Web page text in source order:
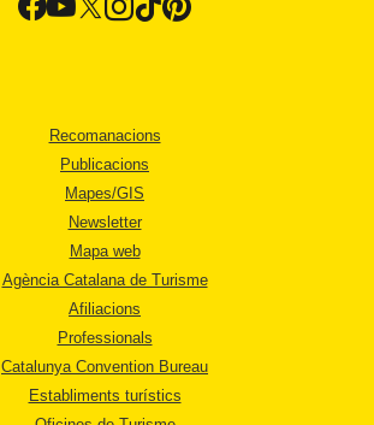
Recomanacions
Publicacions
Mapes/GIS
Newsletter
Mapa web
Agència Catalana de Turisme
Afiliacions
Professionals
Catalunya Convention Bureau
Establiments turístics